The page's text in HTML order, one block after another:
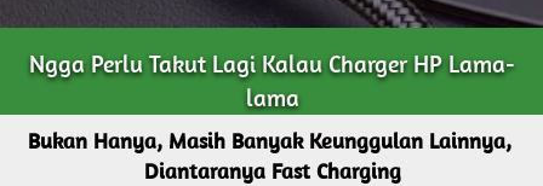
Ngga Perlu Takut Lagi Kalau Charger HP Lama-
lama
Bukan Hanya, Masih Banyak Keunggulan Lainnya,
Diantaranya Fast Charging